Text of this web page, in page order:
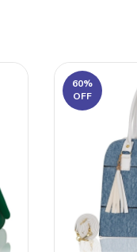
60%
OFF